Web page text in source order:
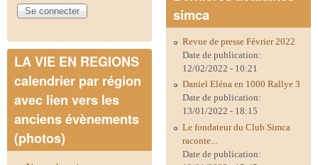
LA VIE EN REGIONS
calendrier par région
avec lien vers les
anciens évènements
(photos)
simca
Revue de presse Février 2022
Date de publication:
12/02/2022 - 10:21
Daniel Eléna en 1000 Rallye 3
Date de publication:
13/01/2022 - 18:15
Le fondateur du Club Simca
raconte...
Date de publication: